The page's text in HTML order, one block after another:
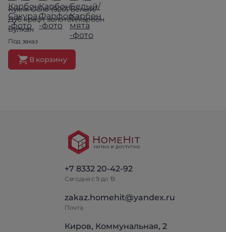
Кухня Осло (920) Белый/
Дуб крафт золотой/карбон
Вулкан
Под заказ
В корзину
+7 8332 20-42-92
Сегодня с 9 до 19
zakaz.homehit@yandex.ru
Почта
Киров, Коммунальная, 2